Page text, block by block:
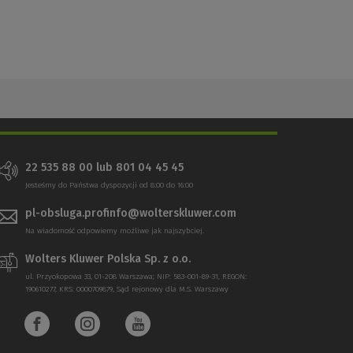
22 535 88 00 lub 801 04 45 45
Jesteśmy do Państwa dyspozycji od 8:00 do 16:00
pl-obsluga.profinfo@wolterskluwer.com
Na wiadomość odpowiemy możliwe jak najszybciej.
Wolters Kluwer Polska Sp. z o.o.
ul. Przyokopowa 33, 01-208 Warszawa; NIP: 583-001-89-31, REGON:
190610277, KRS: 0000709879, Sąd rejonowy dla M.S. Warszawy